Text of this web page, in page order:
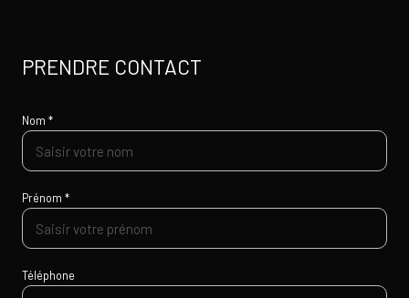
PRENDRE CONTACT
Nom *
Prénom *
Téléphone